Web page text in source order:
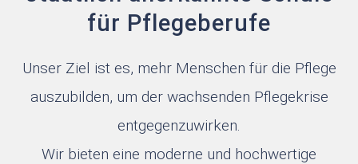
für Pflegeberufe
Unser Ziel ist es, mehr Menschen für die Pflege
auszubilden, um der wachsenden Pflegekrise
entgegenzuwirken.
Wir bieten eine moderne und hochwertige
zusammengeführt
Reform Pflegeausbildung:
Erste Lesung zweier wichtiger